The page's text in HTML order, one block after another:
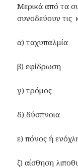
Μερικά από τα
συνοδεύουν τις
α) ταχυπαλμία
β) εφίδρωση
γ) τρόμος
δ) δύσπνοια
ε) πόνος ή
ζ) αίσθηση